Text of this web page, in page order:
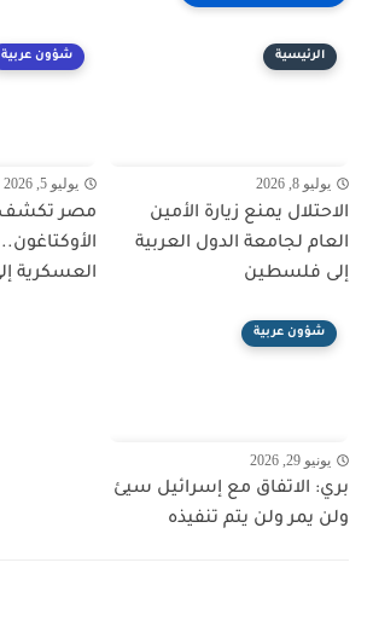
الرئيسية
يوليو 8, 2026
الاحتلال يمنع زيارة الأمين
العام لجامعة الدول العربية
إلى فلسطين
شؤون عربية
يوليو 5, 2026
مصر تكشف
العسكرية
شؤون عربية
يونيو 29, 2026
بري: الاتفاق مع إسرائيل سيئ
ولن يمر ولن يتم تنفيذه